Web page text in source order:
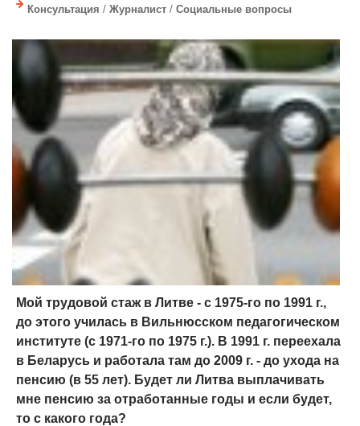
Консультация / Журналист / Социальные вопросы
Мой трудовой стаж в Литве - с 1975-го по 1991 г.,
до этого училась в Вильнюсском педагогическом
институте (с 1971-го по 1975 г.). В 1991 г. переехала
в Беларусь и работала там до 2009 г. - до ухода на
пенсию (в 55 лет). Будет ли Литва выплачивать
мне пенсию за отработанные годы и если будет,
то с какого года?